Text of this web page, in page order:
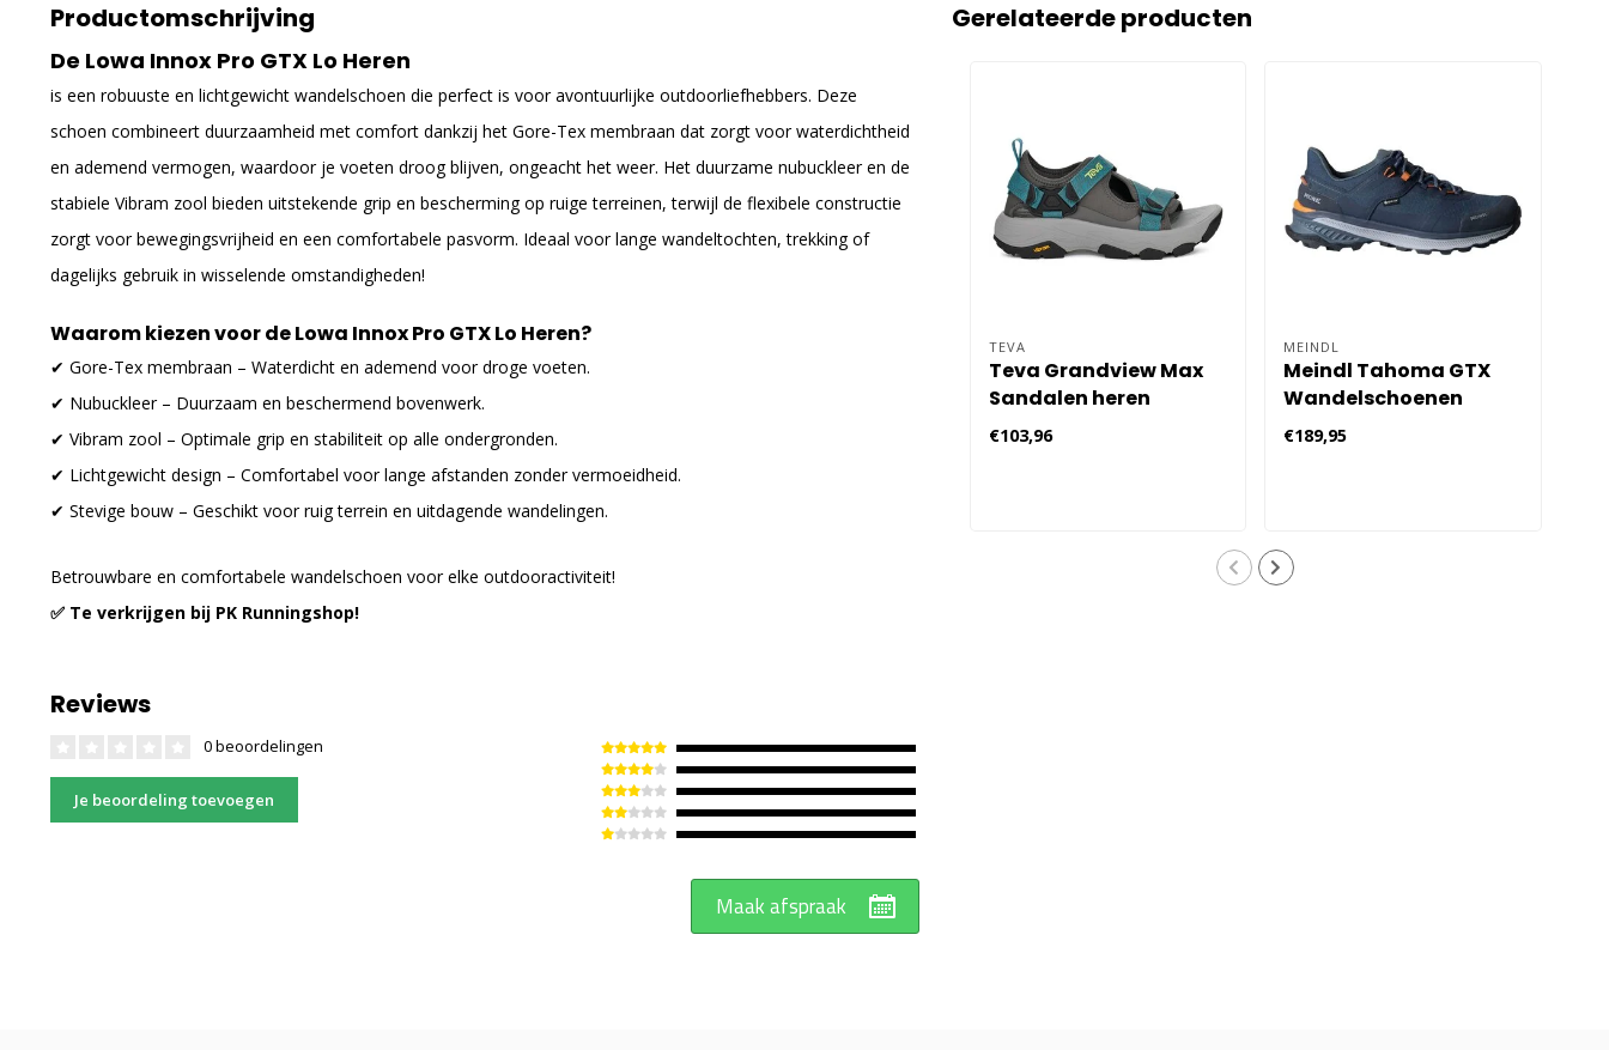
Productomschrijving
De Lowa Innox Pro GTX Lo Heren
is een robuuste en lichtgewicht wandelschoen die perfect is voor avontuurlijke outdoorliefhebbers. Deze
schoen combineert duurzaamheid met comfort dankzij het Gore-Tex membraan dat zorgt voor waterdichtheid
en ademend vermogen, waardoor je voeten droog blijven, ongeacht het weer. Het duurzame nubuckleer en de
stabiele Vibram zool bieden uitstekende grip en bescherming op ruige terreinen, terwijl de flexibele constructie
zorgt voor bewegingsvrijheid en een comfortabele pasvorm. Ideaal voor lange wandeltochten, trekking of
dagelijks gebruik in wisselende omstandigheden!
Waarom kiezen voor de Lowa Innox Pro GTX Lo Heren?
✔ Gore-Tex membraan – Waterdicht en ademend voor droge voeten.
✔ Nubuckleer – Duurzaam en beschermend bovenwerk.
✔ Vibram zool – Optimale grip en stabiliteit op alle ondergronden.
✔ Lichtgewicht design – Comfortabel voor lange afstanden zonder vermoeidheid.
✔ Stevige bouw – Geschikt voor ruig terrein en uitdagende wandelingen.
Betrouwbare en comfortabele wandelschoen voor elke outdooractiviteit!
✅ Te verkrijgen bij PK Runningshop!
Reviews
0 beoordelingen
Je beoordeling toevoegen
Gerelateerde producten
TEVA
Teva Grandview Max
Sandalen heren
€103,96
MEINDL
Meindl Tahoma GTX
Wandelschoenen
Heren
€189,95
Maak afspraak